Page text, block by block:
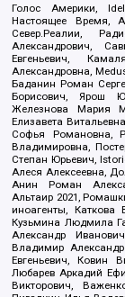
Голос Америки,
Настоящее Время,
Север.Реалии,
Александрович,
Евгеньевич,
Александровна,
Баданин Роман
Борисович, Ярош
Железнова Мария
Елизавета
Софья Романовна,
Владимировна,
Степан Юрьевич,
Алеся Алексеевна,
Анин Роман
Альтаир 2021,
иноагенты, Каткова
Кузьмина Людмила
Александр
Владимир
Евгеньевич, Ковин
Любарев Аркадий
Викторович,